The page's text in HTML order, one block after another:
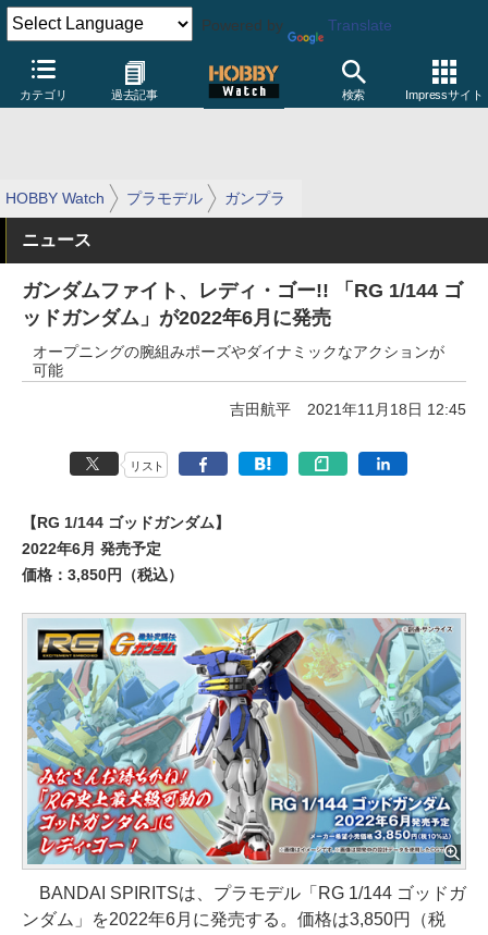
Powered by Translate
カテゴリ 過去記事 検索 Impressサイト
HOBBY Watch プラモデル ガンプラ
ニュース
ガンダムファイト、レディ・ゴー!! 「RG 1/144 ゴ
ッドガンダム」が2022年6月に発売
オープニングの腕組みポーズやダイナミックなアクションが
可能
吉田航平 2021年11月18日 12:45
リスト
【RG 1/144 ゴッドガンダム】
2022年6月 発売予定
価格：3,850円（税込）
BANDAI SPIRITSは、プラモデル「RG 1/144 ゴッドガ
ンダム」を2022年6月に発売する。価格は3,850円（税